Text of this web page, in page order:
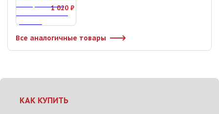
1 020 ₽
Все аналогичные товары
КАК КУПИТЬ